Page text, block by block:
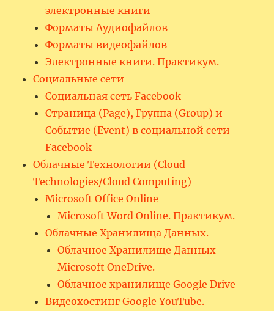
электронные книги
Форматы Аудиофайлов
Форматы видеофайлов
Электронные книги. Практикум.
Социальные сети
Социальная сеть Facebook
Страница (Page), Группа (Group) и
Событие (Event) в социальной сети
Facebook
Облачные Технологии (Cloud
Technologies/Cloud Computing)
Microsoft Office Online
Microsoft Word Online. Практикум.
Облачные Хранилища Данных.
Облачное Хранилище Данных
Microsoft OneDrive.
Облачное хранилище Google Drive
Видеохостинг Google YouTube.